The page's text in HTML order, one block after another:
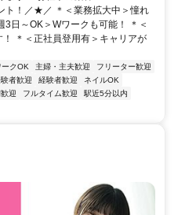
ト！／★／ ＊＜業務拡大中＞憧れ
日～OK＞Wワークも可能！ ＊＜
＊＜正社員登用有＞キャリアが
ークOK 主婦・主夫歓迎
フリーター歓迎
者歓迎 経験者歓迎
ネイルOK
迎 フルタイム歓迎
駅近5分以内